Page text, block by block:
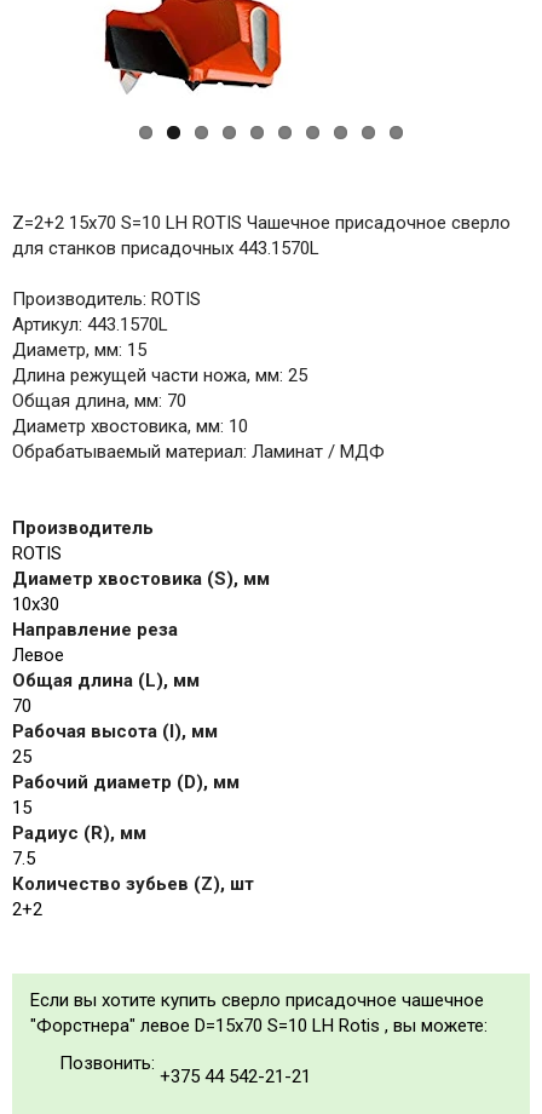
Z=2+2 15x70 S=10 LH ROTIS Чашечное присадочное сверло
для станков присадочных 443.1570L
Производитель: ROTIS
Артикул: 443.1570L
Диаметр, мм: 15
Длина режущей части ножа, мм: 25
Общая длина, мм: 70
Диаметр хвостовика, мм: 10
Обрабатываемый материал: Ламинат / МДФ
Производитель
ROTIS
Диаметр хвостовика (S), мм
10x30
Направление реза
Левое
Общая длина (L), мм
70
Рабочая высота (I), мм
25
Рабочий диаметр (D), мм
15
Радиус (R), мм
7.5
Количество зубьев (Z), шт
2+2
Если вы хотите купить сверло присадочное чашечное
"Форстнера" левое D=15x70 S=10 LH Rotis , вы можете:
Позвонить:
+375 44 542-21-21